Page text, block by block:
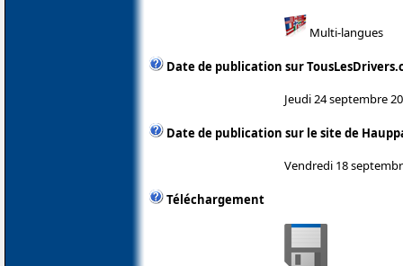
Multi-langues
Date de publication sur
Jeudi 24 septembre
Date de publication sur le site de
Vendredi 18
Téléchargement